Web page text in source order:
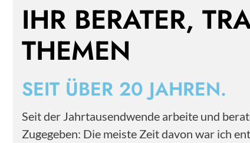
IHR BERATER,
THEMEN
SEIT ÜBER 20 JAHREN.
Seit der Jahrtausendwende arbeite und
Zugegeben: Die meiste Zeit davon war ich